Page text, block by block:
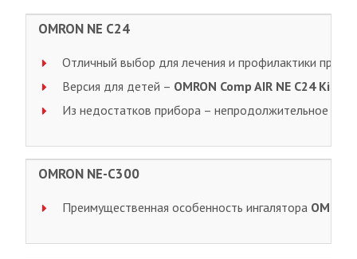
OMRON NE C24
Отличный выбор для лечения и профилактики
Версия для детей – OMRON Comp AIR NE C24 Kids
Из недостатков прибора – непродолжительное
OMRON NE-C300
Преимущественная особенность ингалятора